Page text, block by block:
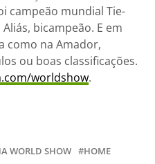
campeão mundial Tie-
bicampeão. E em
como na Amador,
ou boas classificações.
worldshow.
WORLD SHOW HOME